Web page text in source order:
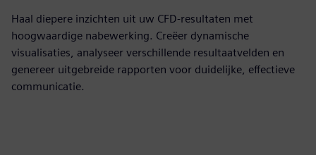
Haal diepere inzichten uit uw CFD-resultaten met
hoogwaardige nabewerking. Creëer dynamische
visualisaties, analyseer verschillende resultaatvelden en
genereer uitgebreide rapporten voor duidelijke, effectieve
communicatie.